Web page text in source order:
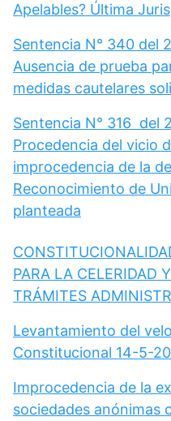
Apelables? Última
Sentencia N° 340 del
Ausencia de prueba
medidas cautelares
Sentencia N° 316 del
Procedencia del vicio
improcedencia de la
Reconocimiento de
planteada
PARA LA CELERIDAD
TRÁMITES
Levantamiento del
Constitucional 14-5-
Improcedencia de la
sociedades anónimas